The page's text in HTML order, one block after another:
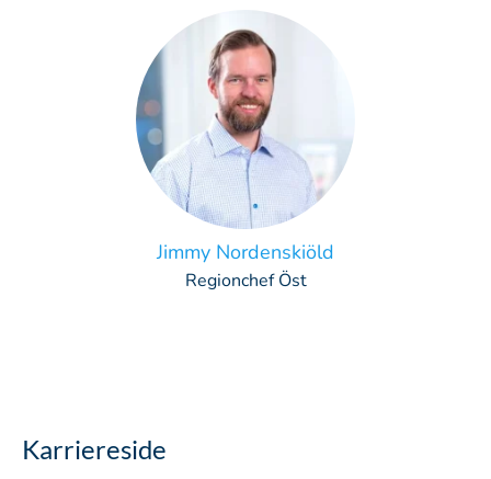
Jimmy Nordenskiöld
Regionchef Öst
Karriereside